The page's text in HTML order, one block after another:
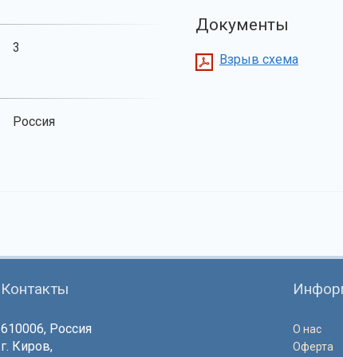
3
Россия
Документы
Взрыв схема
Контакты
610006, Россия
г. Киров,
О нас
Оферта